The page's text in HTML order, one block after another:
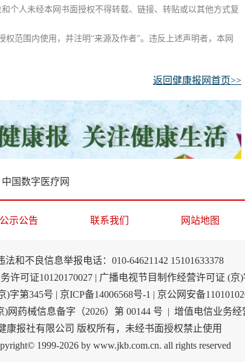
个人未经本网书面授权不得转载、链接、转贴或以其他方式复
范围内使用，并注明“来源及作者”。违反上述声明者，本网
返回健康报网首页>>
中国数字医疗网
公示公告 联系我们 网站地图
法和不良信息举报电话：010-64621142 15101633378
许可证10120170027 | 广播电视节目制作经营许可证 (京)
)字第345号 | 京ICP备14006568号-1 | 京公网安备
网药械信息备字（2026）第 00144 号 | 增值电信业务经
康报社有限公司 版权所有，未经书面授权禁止使用
1999-2026 by www.jkb.com.cn. all rights reserved